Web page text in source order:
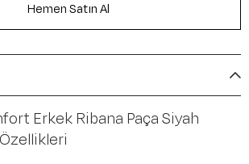
Erkek Ribana Paça Siyah